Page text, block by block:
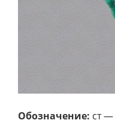
Обозначение: ст —